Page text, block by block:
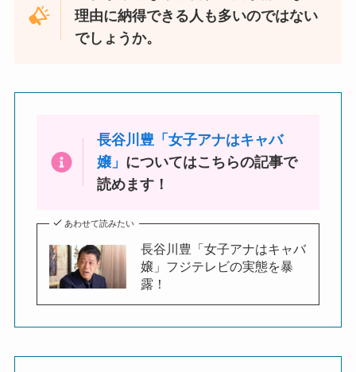
理由に納得できる人も多いのではない
でしょうか。
長谷川豊「女子アナはキャバ
嬢」 についてはこちらの記事で
読めます！
あわせて読みたい
長谷川豊「女子アナはキャバ
嬢」フジテレビの実態を暴
露！